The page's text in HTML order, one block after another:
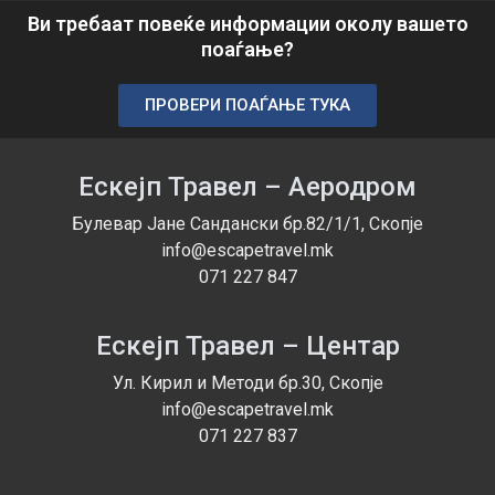
акции, штрајк, елементарни непогоди, сообраќајни
и технички проблеми во превозот, или слично).
3. ПРАВА И ОБВРСКИ НА ПАТНИКОТ
Право и должност на патникот е пред се да се
запознае со програмот на патувањето како и со
име или во име на корисникот за чии потреби се
врши уплатата.
Патникот е должен да ја изврши уплатата на
аранжманот по условите предвидени со
организаторот, благовремено ги достави сите
потребни податоци за организирање на
Патникот е должен да тој лично, неговите
Ви требаат повеќе информации околу вашето
поаѓање?
ПРОВЕРИ ПОАЃАЊЕ ТУКА
Ескејп Травел – Аеродром
Булевар Јане Сандански бр.82/1/1, Скопје
info@escapetravel.mk
071 227 847
Ескејп Травел – Центар
Ул. Кирил и Методи бр.30, Скопје
info@escapetravel.mk
071 227 837